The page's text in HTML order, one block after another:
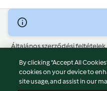
© Szerzői jog 2026
Általános szerződési feltételek
Adatvédelmi irányelvek
Jogi nyilatkozat
Cégjelzés
By clicking “Accept All
cookies on your device to
site usage, and assist in our